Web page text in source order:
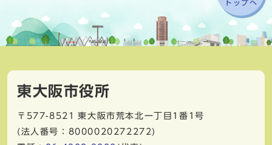
トップへ
東大阪市役所
〒577-8521
東大阪市荒本北一丁目1番1号
(法人番号：8000020272272)